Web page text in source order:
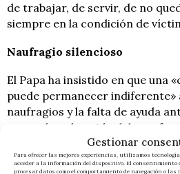
Gestionar
Para ofrecer las mejores experiencias, utilizamos
acceder a la información del dispositivo. El
procesar datos como el comportamiento de navegación o
de trabajar, de servir, de no
siempre en la condición de
Naufragio silencioso
El Papa ha insistido en que una
puede permanecer indiferente»
naufragios y la falta de ayuda
mar» y ha advertido del
supone «quedar solo» en una
idioma, sin vínculos y sin